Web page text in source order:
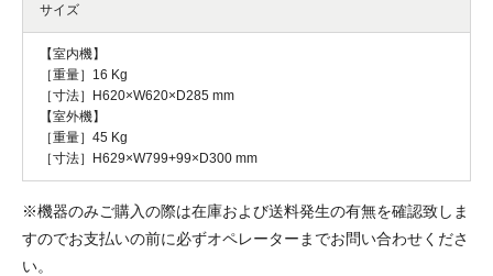
サイズ
【室内機】
［重量］16 Kg
［寸法］H620×W620×D285 mm
【室外機】
［重量］45 Kg
［寸法］H629×W799+99×D300 mm
※機器のみご購入の際は在庫および送料発生の有無を確認致しま
すのでお支払いの前に必ずオペレーターまでお問い合わせくださ
い。